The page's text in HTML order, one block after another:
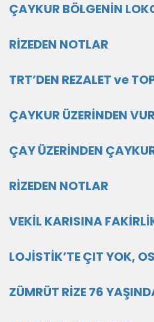
ÇAYKUR BÖLGENİN
RİZEDEN NOTLAR
TRT’DEN REZALET ve
ÇAYKUR ÜZERİNDEN
ÇAY ÜZERİNDEN
RİZEDEN NOTLAR
VEKİL KARISINA
LOJİSTİK’TE ÇIT YOK,
ZÜMRÜT RİZE 76